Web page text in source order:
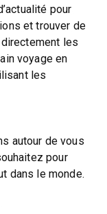
pour
et trouver de
les
voyage en
les
autour de vous
pour
dans le monde.